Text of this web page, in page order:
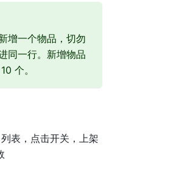
增一个物品，切勿
同一行。新增物品
个。
列表，点击开关，上架